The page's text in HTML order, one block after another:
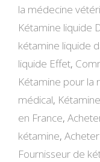
la médecine
Kétamine liquide
kétamine liquide
liquide Effet,
Kétamine pour la
médical,
en France,
kétamine,
Fournisseur de